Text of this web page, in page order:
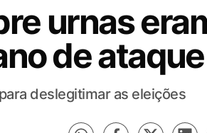
urnas
de ataque
deslegitimar as eleições